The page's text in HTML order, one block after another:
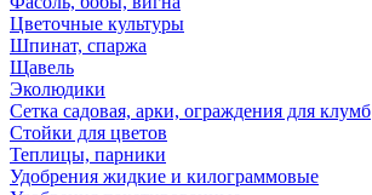
Цветочные культуры
Шпинат, спаржа
Щавель
Эколюдики
Сетка садовая, арки, ограждения для клумб
Стойки для цветов
Теплицы, парники
Удобрения жидкие и килограммовые